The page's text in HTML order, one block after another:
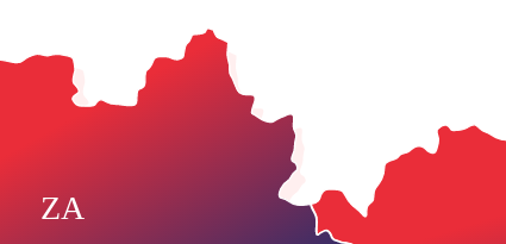
ZA